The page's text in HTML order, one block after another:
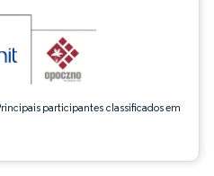
participantes classificados em